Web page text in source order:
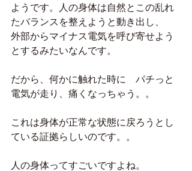
ようです。人の身体は自然とこの乱れ
たバランスを整えようと動き出し、
外部からマイナス電気を呼び寄せよう
とするみたいなんです。
だから、何かに触れた時に　パチっと
電気が走り、痛くなっちゃう。。
これは身体が正常な状態に戻ろうとし
ている証拠らしいのです。。
人の身体ってすごいですよね。